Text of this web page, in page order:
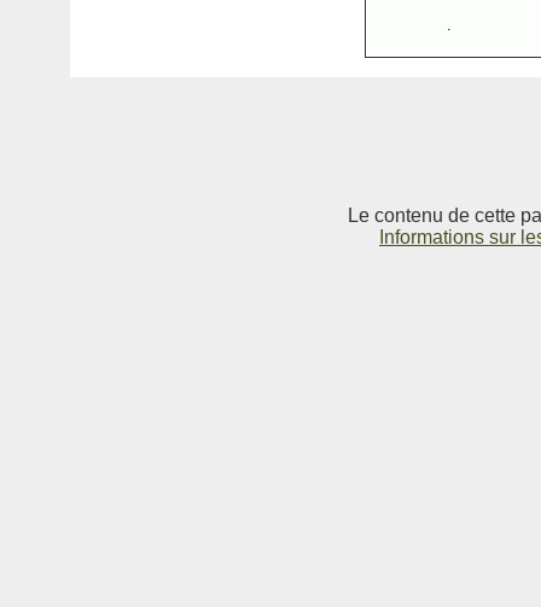
Le contenu de cette
Informations sur